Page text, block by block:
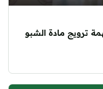
ترويج مادة الشبو